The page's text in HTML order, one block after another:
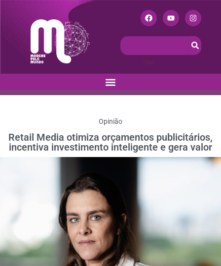
Opinião
Retail Media otimiza orçamentos publicitários,
incentiva investimento inteligente e gera valor